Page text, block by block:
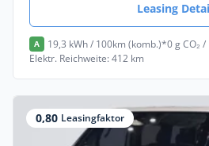
Leasing
A 19,3 kWh / 100km (komb.)*0 g CO₂
Elektr. Reichweite: 412 km
0,80 Leasingfaktor